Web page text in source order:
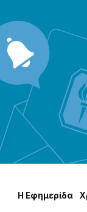
Η Εφημερίδα